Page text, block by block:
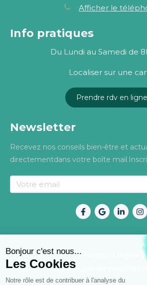
Afficher le
Info pratiques
Du Lundi au Samedi de
Localiser sur une
Prendre rdv en ligne
Newsletter
Recevez nos conseils bien-être et
directementdans votre boîte
Votre email
Mentions légales
Politique de